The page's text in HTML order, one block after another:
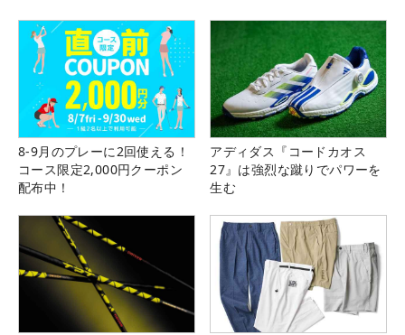
8-9月のプレーに2回使える！
コース限定2,000円クーポン
配布中！
アディダス『コードカオス
27』は強烈な蹴りでパワーを
生む